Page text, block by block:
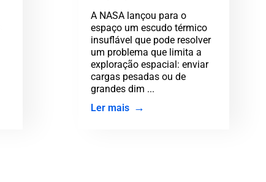
térmico gigante e
insuflável
A NASA lançou para o
espaço um escudo térmico
insuflável que pode resolver
um problema que limita a
exploração espacial: enviar
cargas pesadas ou de
grandes dim ...
Ler mais